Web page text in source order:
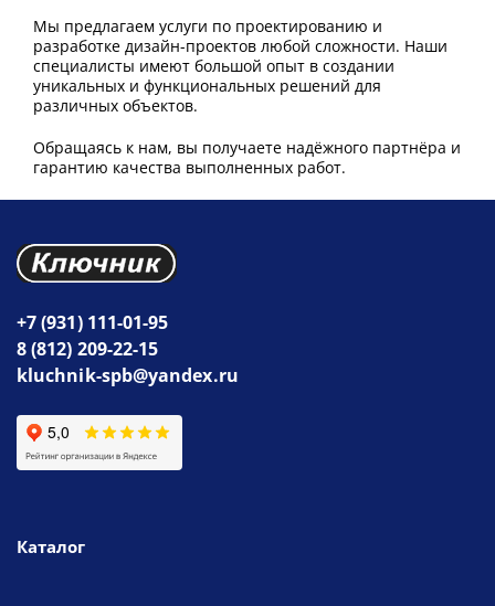
Мы предлагаем услуги по проектированию и
разработке дизайн-проектов любой сложности. Наши
специалисты имеют большой опыт в создании
уникальных и функциональных решений для
различных объектов.
Обращаясь к нам, вы получаете надёжного партнёра и
гарантию качества выполненных работ.
+7 (931) 111-01-95
8 (812) 209-22-15
kluchnik-spb@yandex.ru
Каталог